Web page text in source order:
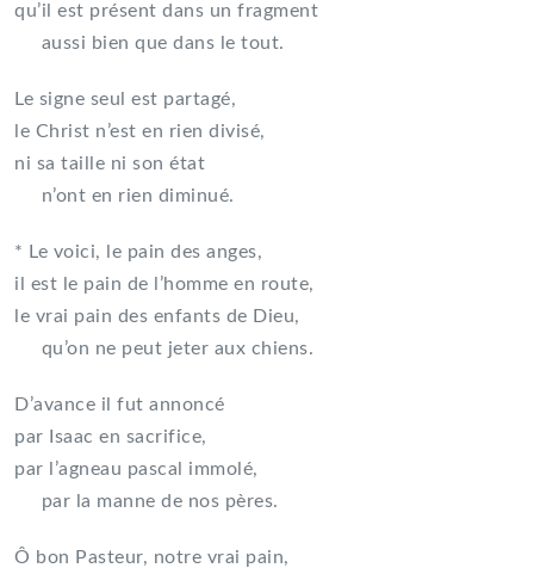
qu’il est présent dans un fragment
aussi bien que dans le tout.
Le signe seul est partagé,
le Christ n’est en rien divisé,
ni sa taille ni son état
n’ont en rien diminué.
* Le voici, le pain des anges,
il est le pain de l’homme en route,
le vrai pain des enfants de Dieu,
qu’on ne peut jeter aux chiens.
D’avance il fut annoncé
par Isaac en sacrifice,
par l’agneau pascal immolé,
par la manne de nos pères.
Ô bon Pasteur, notre vrai pain,